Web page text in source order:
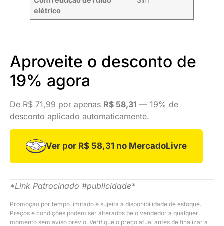
elétrico
Aproveite o desconto de
19% agora
De R$ 71,99 por apenas R$ 58,31 — 19% de
desconto aplicado automaticamente.
Ver por R$ 58,31 no MercadoLivre
*Link Patrocinado #publicidade*
Promoção por tempo limitado e sujeita à disponibilidade de estoque.
Preços e condições podem ser alterados pelo vendedor a qualquer
momento sem aviso prévio. Verifique o preço atual antes de finalizar a